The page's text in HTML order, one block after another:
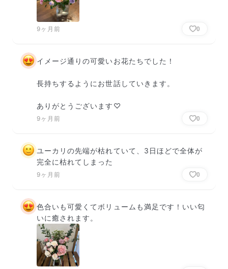
9ヶ月前 0
イメージ通りの可愛いお花たちでした！
長持ちするようにお世話していきます。
ありがとうございます♡
9ヶ月前 0
ユーカリの先端が枯れていて、3日ほどで全体が
完全に枯れてしまった
9ヶ月前 0
色合いも可愛くてボリュームも満足です！いい匂
いに癒されます。